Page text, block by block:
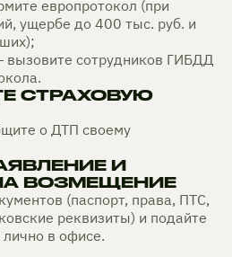
европротокол (при
ущербе до 400 тыс. руб. и
вызовите сотрудников ГИБДД
СТРАХОВУЮ
о ДТП своему
И
ВОЗМЕЩЕНИЕ
(паспорт, права, ПТС,
реквизиты) и подайте
в офисе.